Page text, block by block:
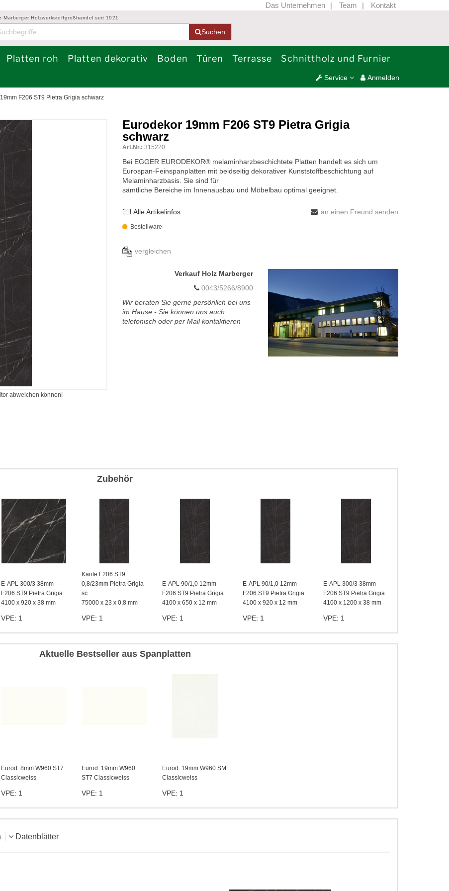
Das Unternehmen Team Kontakt
Marberger Holzwerkstoffgroßhandel seit 1921
Suchen
Platten roh Platten dekorativ Boden Türen Terrasse Schnittholz und Furnier
Anmelden
Service
F206 ST9 Pietra Grigia schwarz
abweichen können!
Eurodekor 19mm F206 ST9 Pietra Grigia
schwarz
Art.Nr.: 315220
Bei EGGER EURODEKOR® melaminharzbeschichtete Platten handelt es sich um
Eurospan-Feinspanplatten mit beidseitig dekorativer Kunststoffbeschichtung auf
Melaminharzbasis. Sie sind für
sämtliche Bereiche im Innenausbau und Möbelbau optimal geeignet.
Alle Artikelinfos an einen Freund senden
Bestellware
vergleichen
Verkauf Holz Marberger
0043/5266/8900
Wir beraten Sie gerne persönlich bei uns
im Hause - Sie können uns auch
telefonisch oder per Mail kontaktieren
Zubehör
E-APL 300/3 38mm
F206 ST9 Pietra Grigia
4100 x 920 x 38 mm
VPE: 1
Kante F206 ST9
0,8/23mm Pietra Grigia
sc
75000 x 23 x 0,8 mm
VPE: 1
E-APL 90/1,0 12mm
F206 ST9 Pietra Grigia
4100 x 650 x 12 mm
VPE: 1
E-APL 90/1,0 12mm
F206 ST9 Pietra Grigia
4100 x 920 x 12 mm
VPE: 1
E-APL 300/3 38mm
F206 ST9 Pietra Grigia
4100 x 1200 x 38 mm
VPE: 1
Aktuelle Bestseller aus Spanplatten
Eurod. 8mm W960 ST7
Classicweiss
VPE: 1
Eurod. 19mm W960
ST7 Classicweiss
VPE: 1
Eurod. 19mm W960 SM
Classicweiss
VPE: 1
Datenblätter